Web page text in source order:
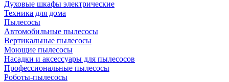
Духовые шкафы электрические
Техника для дома
Пылесосы
Автомобильные пылесосы
Вертикальные пылесосы
Моющие пылесосы
Насадки и аксессуары для пылесосов
Профессиональные пылесосы
Роботы-пылесосы